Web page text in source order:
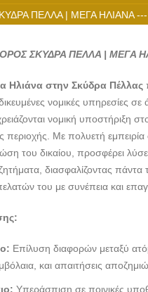
ΠΕΛΛΑ | ΜΕΓΑ ΗΛΙΑΝΑ ---
ΠΕΛΛΑ | ΜΕΓΑ ΗΛΙΑΝΑ ---
ΣΚΥΔΡΑ ΠΕΛΛΑ | ΜΕΓΑ
Ηλιάνα στην Σκύδρα Πέλλας
νομικές υπηρεσίες σε
νομική υποστήριξη
περιοχής. Με πολυετή εμπειρία
του δικαίου, προσφέρει
διασφαλίζοντας πάντα
του με συνέπεια και
Επίλυση διαφορών μεταξύ
και απαιτήσεις
Υπεράσπιση σε ποινικές